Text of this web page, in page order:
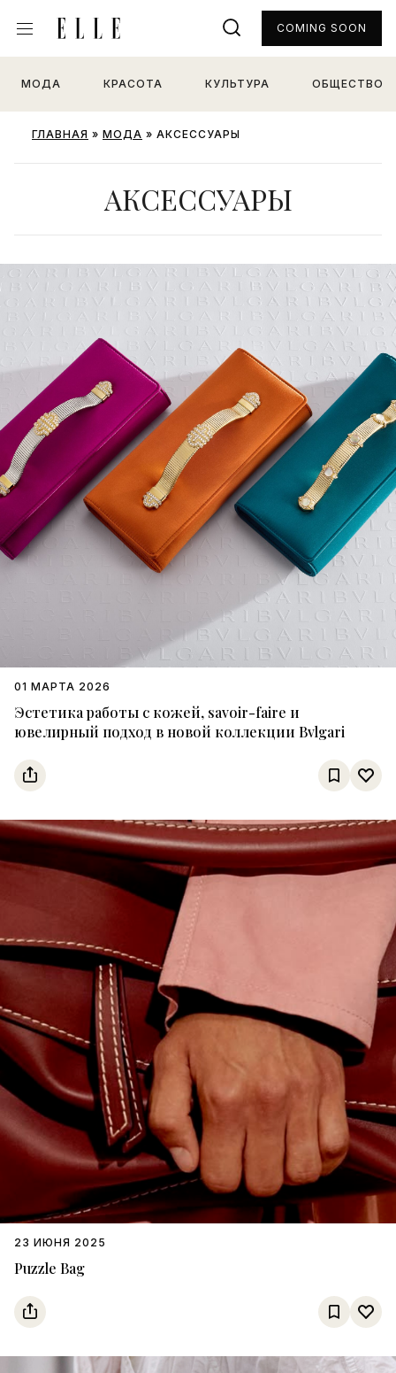
МОДА КРАСОТА КУЛЬТУРА ОБЩЕСТВО
COMING SOON
ГЛАВНАЯ » МОДА » АКСЕССУАРЫ
АКСЕССУАРЫ
Эстетика работы с кожей, savoir-faire и
ювелирный подход в новой коллекции Bvlgari
01 МАРТА 2026
Puzzle Bag
23 ИЮНЯ 2025